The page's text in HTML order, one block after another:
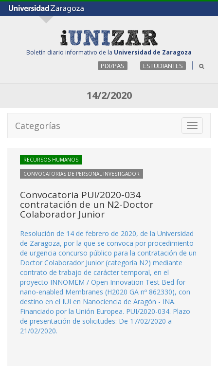
Boletín diario informativo de la Universidad de Zaragoza
PDI/PAS ESTUDIANTES
14/2/2020
Toggle
Categorías
RECURSOS HUMANOS
CONVOCATORIAS DE PERSONAL INVESTIGADOR
Convocatoria PUI/2020-034
contratación de un N2-Doctor
Colaborador Junior
Resolución de 14 de febrero de 2020, de la Universidad
de Zaragoza, por la que se convoca por procedimiento
de urgencia concurso público para la contratación de un
Doctor Colaborador Junior (categoría N2) mediante
contrato de trabajo de carácter temporal, en el
proyecto INNOMEM / Open Innovation Test Bed for
nano-enabled Membranes (H2020 GA nº 862330), con
destino en el IUI en Nanociencia de Aragón - INA.
Financiado por la Unión Europea. PUI/2020-034. Plazo
de presentación de solicitudes: De 17/02/2020 a
21/02/2020.